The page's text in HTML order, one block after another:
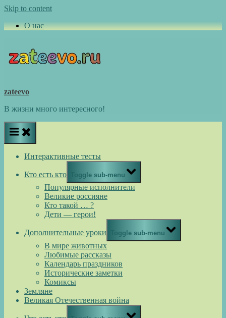
Skip to content
О нас
zateevo
В жизни много интересного!
Интерактивные тесты
Кто есть кто Toggle sub-menu
Популярные исполнители
Великие россияне
Кто такой … ?
Дети — герои!
Дополнительные уроки Toggle sub-menu
В мире животных
Любимые рассказы
Календарь праздников
Исторические заметки
Комиксы
Земляне
Великая Отечественная война